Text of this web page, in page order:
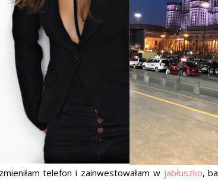
telefon i zainwestowałam w jabłuszko,